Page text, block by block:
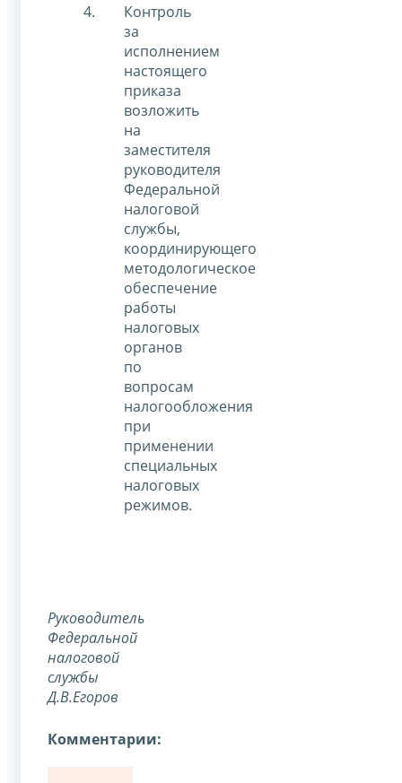
Контроль
за
исполнением
настоящего
приказа
возложить
на
заместителя
руководителя
Федеральной
налоговой
службы,
координирующего
методологическое
обеспечение
работы
налоговых
органов
по
вопросам
налогообложения
при
применении
специальных
налоговых
режимов.
Руководитель
Федеральной
налоговой
службы
Д.В.Егоров
Комментарии: